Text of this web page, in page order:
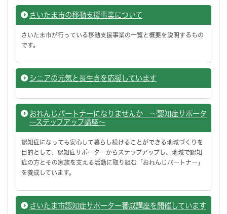
さいたま市の移動支援事業について
さいたま市が行っている移動支援事業の一覧と概要を説明するもの
です。
シニアの元気と長生きを応援しています
おれんじパートナーになりませんか ～認知症サポータ
ーステップアップ講座～
認知症になっても安心して暮らし続けることができる地域づくりを
目的として、認知症サポーターからステップアップし、地域で認知
症の方とその家族を支える活動に取り組む「おれんじパートナー」
を養成しています。
さいたま市認知症サポーター養成講座を開催しています